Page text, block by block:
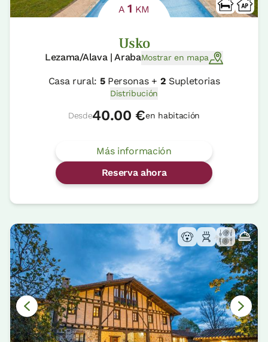
A1 KM
Usko
Lezama/Alava | ArabaMostrar en mapa
Casa rural: 5Personas + 2 Supletorias
Distribución
Desde40.00 €en habitación
Más información
Reserva ahora